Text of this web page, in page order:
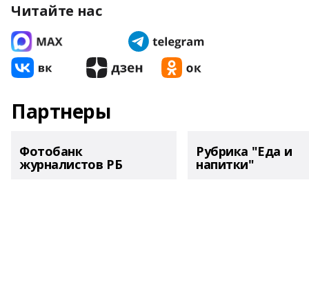
Читайте нас
Партнеры
Фотобанк
журналистов РБ
Рубрика "Еда и
напитки"